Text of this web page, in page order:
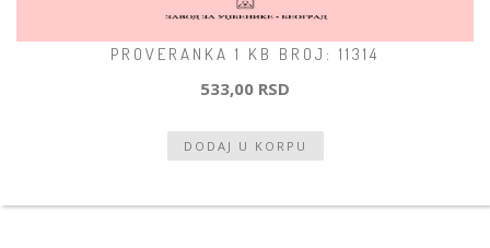
PROVERANKA 1 KB BROJ: 11314
533,00 RSD